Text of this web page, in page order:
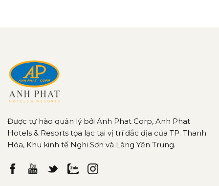
Được tự hào quản lý bởi Anh Phat Corp, Anh Phat
Hotels & Resorts tọa lạc tại vị trí đắc địa của TP. Thanh
Hóa, Khu kinh tế Nghi Sơn và Làng Yên Trung.